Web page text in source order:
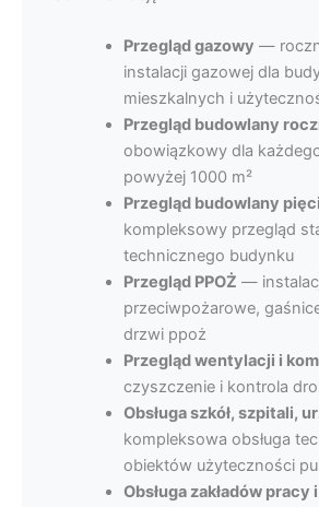
Przegląd gazowy —
instalacji gazowej dla
mieszkalnych i
Przegląd budowlany
obowiązkowy dla
powyżej 1000 m²
Przegląd budowlany
kompleksowy przegląd
technicznego budynku
Przegląd PPOŻ —
przeciwpożarowe,
drzwi ppoż
Przegląd wentylacji i
czyszczenie i kontrola
Obsługa szkół, szpitali,
kompleksowa obsługa
obiektów użyteczności
Obsługa zakładów pracy